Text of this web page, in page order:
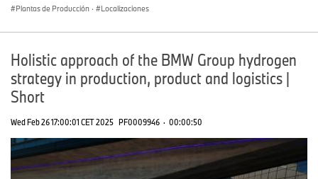
Plantas de Producción · Localizaciones
Holistic approach of the BMW Group hydrogen
strategy in production, product and logistics |
Short
Wed Feb 26 17:00:01 CET 2025 PF0009946 · 00:00:50